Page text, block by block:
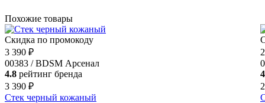
Похожие товары
Скидка по промокоду
3 390 ₽
00383 / BDSM Арсенал
4.8 рейтинг бренда
3 390 ₽
Стек черный кожаный